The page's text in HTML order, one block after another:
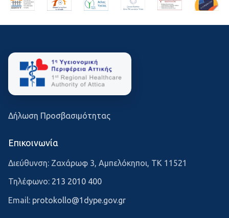
Δήλωση Προσβασιμότητας
Επικοινωνία
Διεύθυνση: Ζαχάρωφ 3, Αμπελόκηποι, ΤΚ 11521
Τηλέφωνο: 213 2010 400
Email: protokollo@1dype.gov.gr